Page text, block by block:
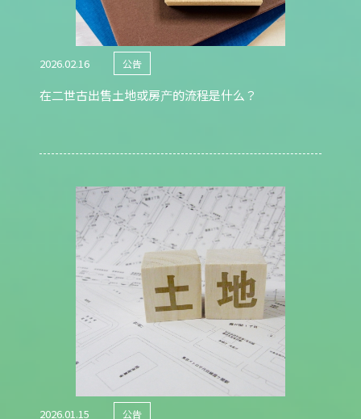
2026.02.16 公告
在二世古出售土地或房产的流程是什么？
2026.01.15 公告